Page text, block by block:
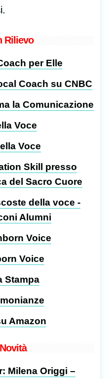
Rilievo
per Elle
Coach su CNBC
la Comunicazione
Voce
Voce
Skill presso
del Sacro Cuore
della voce -
Alumni
Voice
Voice
Stampa
Amazon
Milena Origgi –